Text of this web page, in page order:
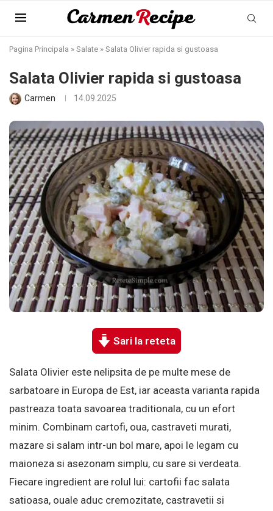
Pagina Principala » Salate » Salata Olivier rapida si gustoasa
Salata Olivier rapida si gustoasa
Carmen 14.09.2025
Sari la reteta
Salata Olivier este nelipsita de pe multe mese de
sarbatoare in Europa de Est, iar aceasta varianta rapida
pastreaza toata savoarea traditionala, cu un efort
minim. Combinam cartofi, oua, castraveti murati,
mazare si salam intr-un bol mare, apoi le legam cu
maioneza si asezonam simplu, cu sare si verdeata.
Fiecare ingredient are rolul lui: cartofii fac salata
satioasa, ouale aduc cremozitate, castravetii si